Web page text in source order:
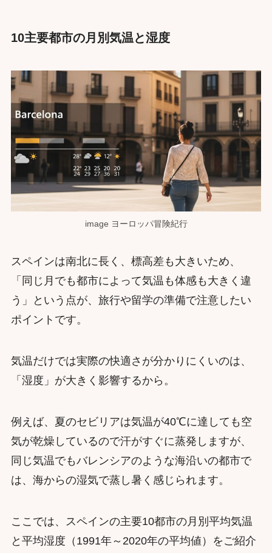
10主要都市の月別気温と湿度
image ヨーロッパ冒険紀行
スペインは南北に長く、標高差も大きいため、
「同じ月でも都市によって気温も体感も大きく違
う」という点が、旅行や留学の準備で注意したい
ポイントです。
気温だけでは実際の快適さが分かりにくいのは、
「湿度」が大きく影響するから。
例えば、夏のセビリアは気温が40℃に達しても空
気が乾燥しているので汗がすぐに蒸発しますが、
同じ気温でもバレンシアのような海沿いの都市で
は、海からの湿気で蒸し暑く感じられます。
ここでは、スペインの主要10都市の月別平均気温
と平均湿度（1991年～2020年の平均値）をご紹介